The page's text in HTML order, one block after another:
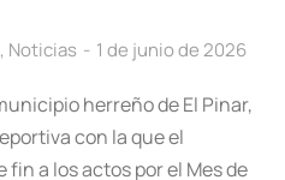
, Noticias 1 de junio de 2026
herreño de El Pinar,
con la que el
fin a los actos por el Mes de